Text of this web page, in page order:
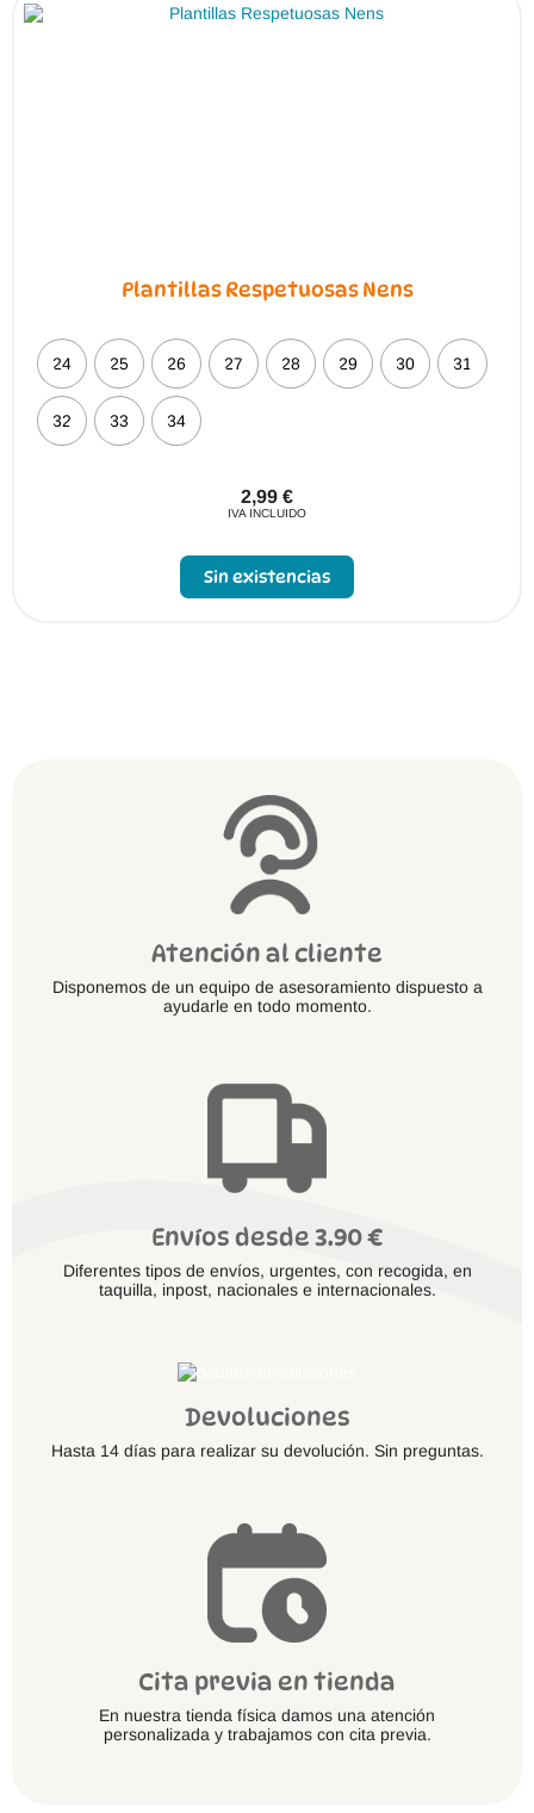
Plantillas Respetuosas Nens
24 25 26 27 28 29 30 31
32 33 34
2,99 €
IVA INCLUIDO
Sin existencias
Atención al cliente
Disponemos de un equipo de asesoramiento dispuesto a
ayudarle en todo momento.
Envíos desde 3.90 €
Diferentes tipos de envíos, urgentes, con recogida, en
taquilla, inpost, nacionales e internacionales.
Devoluciones
Hasta 14 días para realizar su devolución. Sin preguntas.
Cita previa en tienda
En nuestra tienda física damos una atención
personalizada y trabajamos con cita previa.